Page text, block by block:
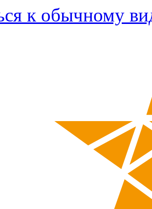
к обычному